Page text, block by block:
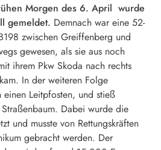
Morgen des 6. April wurde
gemeldet. Demnach war eine 52-
zwischen Greiffenberg und
gewesen, als sie aus noch
ihrem Pkw Skoda nach rechts
In der weiteren Folge
Leitpfosten, und stieß
Dabei wurde die
und musste von Rettungskräften
gebracht werden. Der